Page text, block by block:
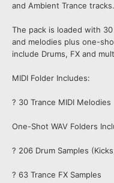
and Ambient Trance tracks.
The pack is loaded with
and melodies plus one-
include Drums, FX and
MIDI Folder Includes:
? 30 Trance MIDI Melodies
One-Shot WAV Folders
? 206 Drum Samples
? 63 Trance FX Samples